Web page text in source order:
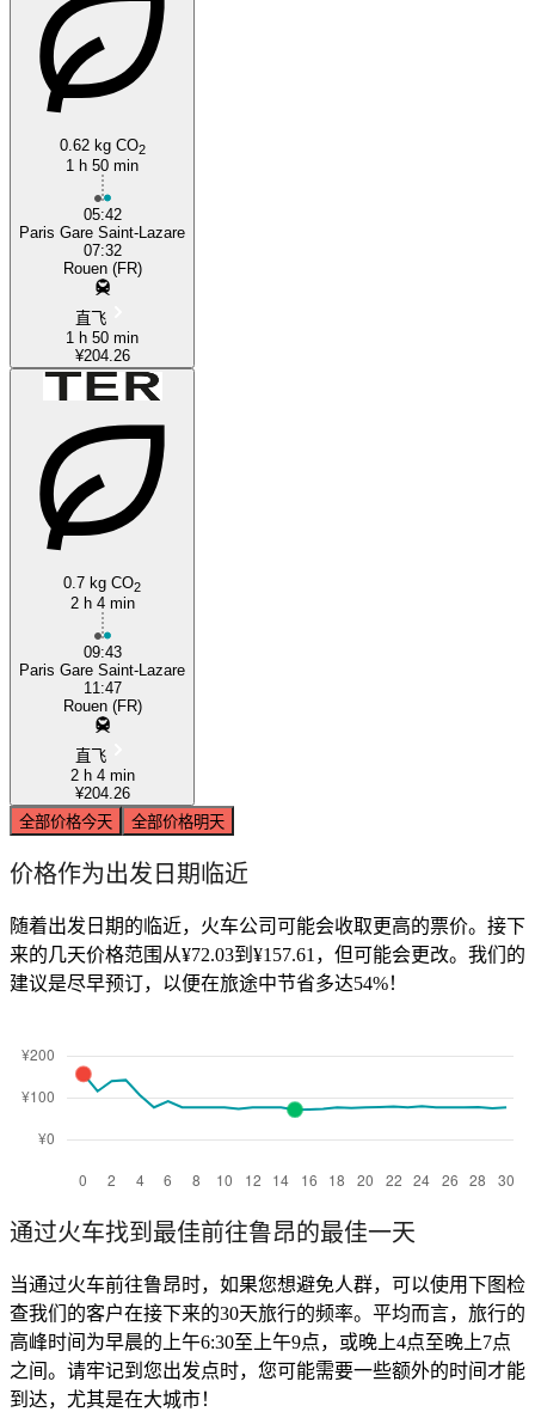
0.62 kg CO2
1 h 50 min
05:42
Paris Gare Saint-Lazare
07:32
Rouen (FR)
直飞
1 h 50 min
¥204.26
0.7 kg CO2
2 h 4 min
09:43
Paris Gare Saint-Lazare
11:47
Rouen (FR)
直飞
2 h 4 min
¥204.26
全部价格今天 全部价格明天
价格作为出发日期临近
随着出发日期的临近，火车公司可能会收取更高的票价。接下
来的几天价格范围从¥72.03到¥157.61，但可能会更改。我们的
建议是尽早预订，以便在旅途中节省多达54%！
通过火车找到最佳前往鲁昂的最佳一天
当通过火车前往鲁昂时，如果您想避免人群，可以使用下图检
查我们的客户在接下来的30天旅行的频率。平均而言，旅行的
高峰时间为早晨的上午6:30至上午9点，或晚上4点至晚上7点
之间。请牢记到您出发点时，您可能需要一些额外的时间才能
到达，尤其是在大城市！